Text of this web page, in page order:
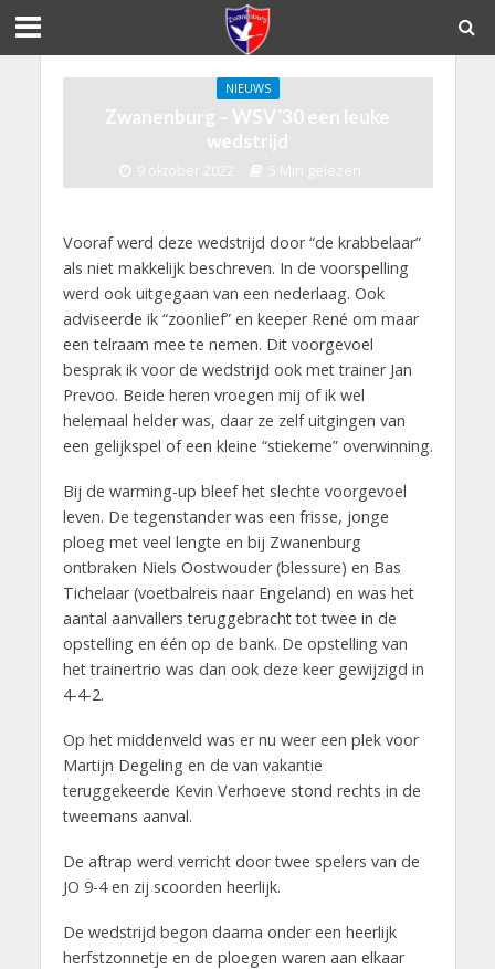
NIEUWS
Zwanenburg – WSV´30 een leuke
wedstrijd
9 oktober 2022 5 Min gelezen
Vooraf werd deze wedstrijd door “de krabbelaar”
als niet makkelijk beschreven. In de voorspelling
werd ook uitgegaan van een nederlaag. Ook
adviseerde ik “zoonlief” en keeper René om maar
een telraam mee te nemen. Dit voorgevoel
besprak ik voor de wedstrijd ook met trainer Jan
Prevoo. Beide heren vroegen mij of ik wel
helemaal helder was, daar ze zelf uitgingen van
een gelijkspel of een kleine “stiekeme” overwinning.
Bij de warming-up bleef het slechte voorgevoel
leven. De tegenstander was een frisse, jonge
ploeg met veel lengte en bij Zwanenburg
ontbraken Niels Oostwouder (blessure) en Bas
Tichelaar (voetbalreis naar Engeland) en was het
aantal aanvallers teruggebracht tot twee in de
opstelling en één op de bank. De opstelling van
het trainertrio was dan ook deze keer gewijzigd in
4-4-2.
Op het middenveld was er nu weer een plek voor
Martijn Degeling en de van vakantie
teruggekeerde Kevin Verhoeve stond rechts in de
tweemans aanval.
De aftrap werd verricht door twee spelers van de
JO 9-4 en zij scoorden heerlijk.
De wedstrijd begon daarna onder een heerlijk
herfstzonnetje en de ploegen waren aan elkaar